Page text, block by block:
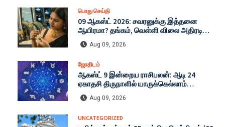
பொது செய்தி
09 ஆகஸ்ட் 2026: சவரனுக்கு இத்தனை
ஆயிரமா? தங்கம், வெள்ளி விலை அதிரடி
மாற்றம்! இன்றைய முழு நிலவரம்!
Aug 09, 2026
ஜோதிடம்
ஆகஸ்ட் 9 இன்றைய ராசிபலன்: ஆடி 24
ஏகாதசி திருநாளில் யாருக்கெல்லாம்
அதிர்ஷ்டம் அடிக்கப் போகிறது?
Aug 09, 2026
UNCATEGORIZED